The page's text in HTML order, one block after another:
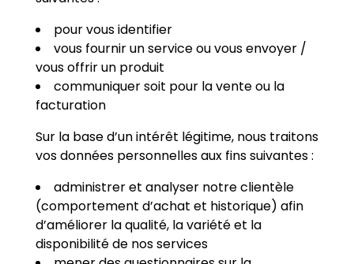
pour vous identifier
vous fournir un service ou vous envoyer /
vous offrir un produit
communiquer soit pour la vente ou la
facturation
Sur la base d’un intérêt légitime, nous traitons
vos données personnelles aux fins suivantes :
administrer et analyser notre clientèle
(comportement d’achat et historique) afin
d’améliorer la qualité, la variété et la
disponibilité de nos services